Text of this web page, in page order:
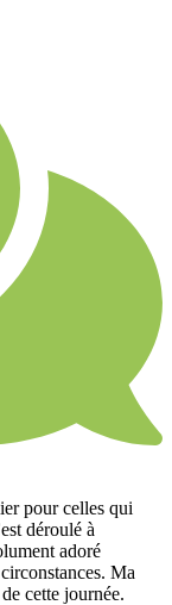
pour celles qui
déroulé à
adoré
Ma
cette journée.